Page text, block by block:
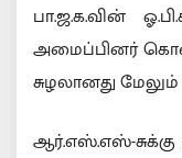
பா.ஜ.க.வின்
அமைப்பினர்
சுழலானது மேலும்
ஆர்.எஸ்.எஸ்-